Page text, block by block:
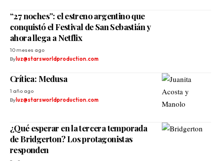
“27 noches”: el estreno argentino que
conquistó el Festival de San Sebastián y
ahora llega a Netflix
10 meses ago
By luz@starsworldproduction.com
Crítica: Medusa
1 año ago
By luz@starsworldproduction.com
¿Qué esperar en la tercera temporada
de Bridgerton? Los protagonistas
responden